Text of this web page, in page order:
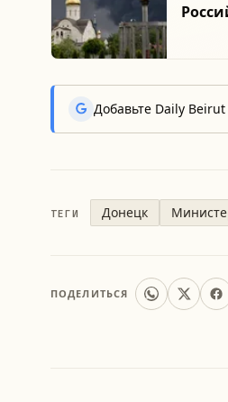
Добавьте Daily
ТЕГИ Донецк
ПОДЕЛИТЬСЯ